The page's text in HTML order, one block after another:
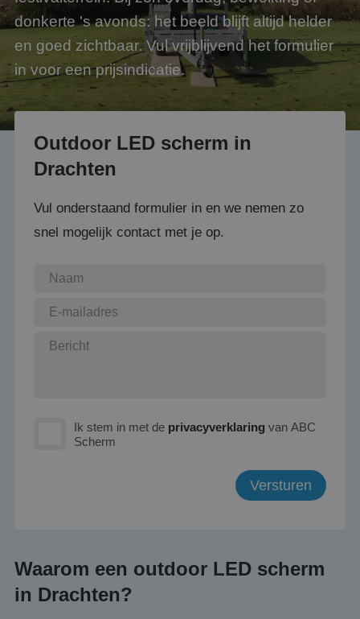
donkerte 's avonds: het beeld blijft altijd helder
en goed zichtbaar. Vul vrijblijvend het formulier
in voor een prijsindicatie.
Outdoor LED scherm in
Drachten
Vul onderstaand formulier in en we nemen zo
snel mogelijk contact met je op.
Ik stem in met de privacyverklaring van ABC
Scherm
Waarom een outdoor LED scherm
in Drachten?